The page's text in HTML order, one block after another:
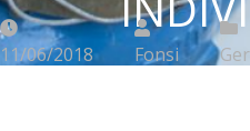
11/06/2018 Fonsi